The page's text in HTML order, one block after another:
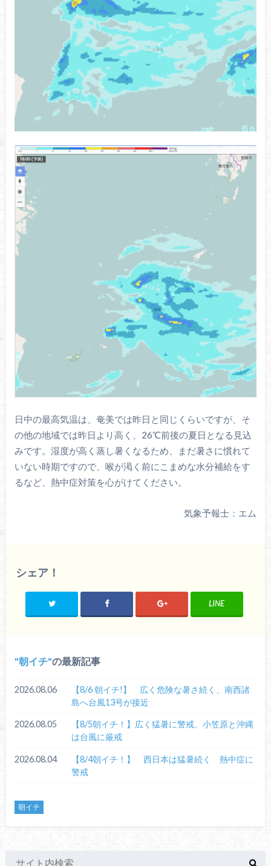
日中の最高気温は、奄美では昨日と同じくらいですが、そ
の他の地域では昨日より高く、26℃前後の夏日となる見込
みです。湿度が高く蒸し暑くなるため、まだ暑さに慣れて
いない時期ですので、喉が渇く前にこまめな水分補給をす
るなど、熱中症対策を心がけてください。
気象予報士：エム
シェア！
LINE
朝イチ の最新記事
2026.08.06
【8/6 朝イチ!】 広く危険な暑さ続く、南西諸
島へ台風13号が接近
2026.08.05
【8/5朝イチ！】広く猛暑に警戒、小笠原と沖縄
は台風に厳戒
2026.08.04
【8/4朝イチ！】 西日本は猛暑続く 熱中症に
警戒
朝イチ